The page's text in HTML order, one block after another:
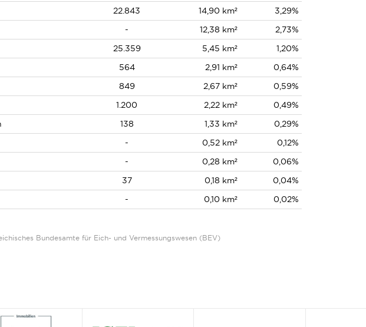
22.843 14,90 km²
3,29%
- 12,38 km²
2,73%
25.359 5,45 km²
1,20%
564 2,91 km²
0,64%
849 2,67 km²
0,59%
1.200 2,22 km²
0,49%
138 1,33 km²
0,29%
- 0,52 km²
0,12%
- 0,28 km²
0,06%
37 0,18 km²
0,04%
- 0,10 km² 0,02%
Bundesamte für Eich- und Vermessungswesen (BEV)